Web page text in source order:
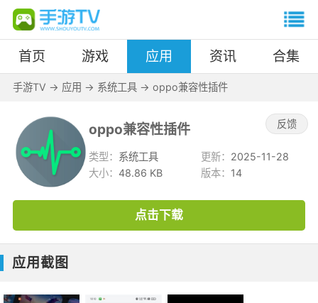
首页 游戏 应用 资讯 合集
手游TV -> 应用 -> 系统工具-> oppo兼容性插件
oppo兼容性插件 反馈
类型： 系统工具 更新： 2025-11-28
大小： 48.86 KB 版本： 14
点击下载
应用截图